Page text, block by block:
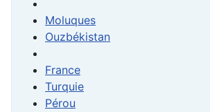
Moluques
Ouzbékistan
France
Turquie
Pérou